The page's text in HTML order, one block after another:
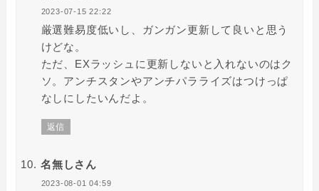
2023-07-15 22:22
厳選難易度低いし、ガンガン更新して良いと思う
けどな。
ただ、EXラッシュに更新しないと入れないのはク
ソ。アンチスタンやアンチパラライズはつけっぱ
なしにしたいんだよ。
返信
名無しさん
2023-08-01 04:59